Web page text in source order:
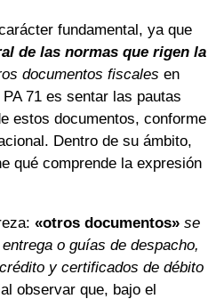
fundamental, ya que
de las normas que rigen la
documentos fiscales en
71 es sentar las pautas
estos documentos, conforme
Dentro de su ámbito,
qué comprende la expresión
«otros documentos» se
o guías de despacho,
y certificados de débito
observar que, bajo el